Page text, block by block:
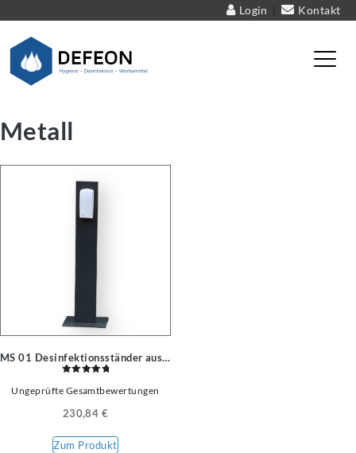
Login Kontakt
Metall
MS 01 Desinfektionsständer aus Metall
mit
Ungeprüfte Gesamtbewertungen
230,84 €
Zum Produkt